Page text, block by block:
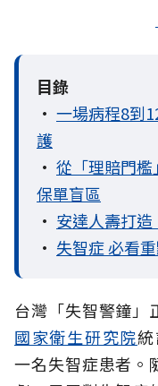
目錄
• 一場病程8到
護
• 從「理賠門
保單盲區
• 安達人壽打
• 失智症 必看
台灣「失智警鐘」
國家衛生研究院
一名失智症患者。